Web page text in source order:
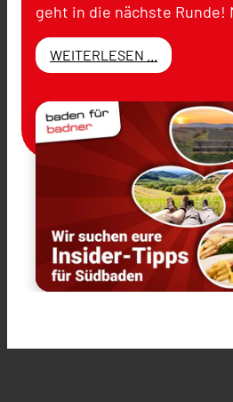
geht in die nächste
WEITERLESEN ...